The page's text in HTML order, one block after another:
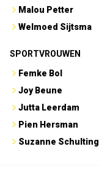
Malou Petter
Welmoed Sijtsma
SPORTVROUWEN
Femke Bol
Joy Beune
Jutta Leerdam
Pien Hersman
Suzanne Schulting